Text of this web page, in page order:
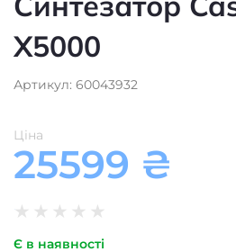
X5000
Артикул: 60043932
Ціна
25599 ₴
★ ★ ★ ★ ★
Є в наявності